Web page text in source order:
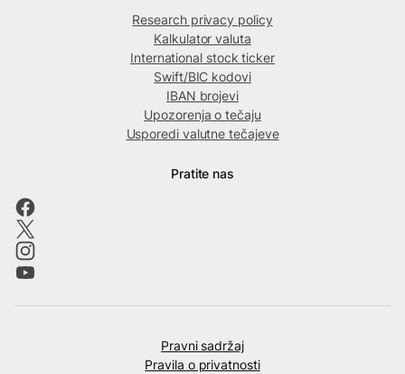
Research privacy policy
Kalkulator valuta
International stock ticker
Swift/BIC kodovi
IBAN brojevi
Upozorenja o tečaju
Usporedi valutne tečajeve
Pratite nas
Pravni sadržaj
Pravila o privatnosti